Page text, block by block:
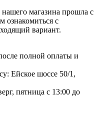
магазина прошла с
ознакомиться с
вариант.
полной оплаты и
Ейское шоссе 50/1,
пятница с 13:00 до